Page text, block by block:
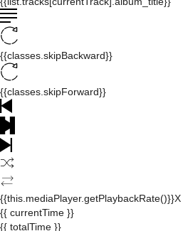
{{classes.skipBackward}}
{{classes.skipForward}}
{{this.mediaPlayer.getPlaybackRate()}}X
{{ currentTime }}
{{ totalTime }}